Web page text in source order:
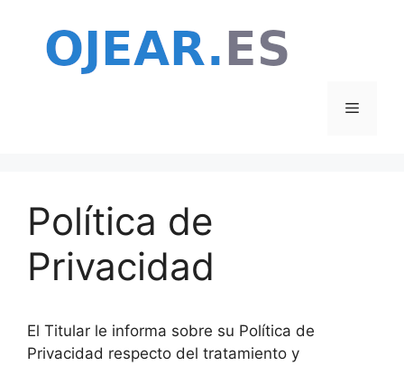
contenido
Menú
Política de
Privacidad
El Titular le informa sobre su Política de
Privacidad respecto del tratamiento y